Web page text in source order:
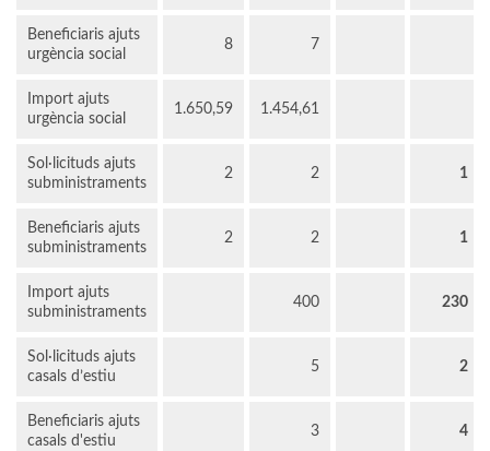
Beneficiaris ajuts
urgència social
8 7
Import ajuts
urgència social
1.650,59 1.454,61
Sol·licituds ajuts
subministraments
2 2 1
Beneficiaris ajuts
subministraments
2 2 1
Import ajuts
subministraments
400 230
Sol·licituds ajuts
casals d’estiu
5 2
Beneficiaris ajuts
casals d'estiu
3 4